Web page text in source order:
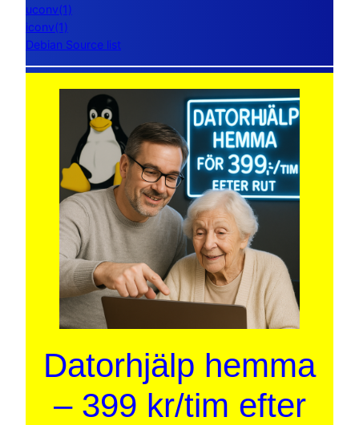
uconv(1)
iconv(1)
Debian Source list
Datorhjälp hemma
– 399 kr/tim efter